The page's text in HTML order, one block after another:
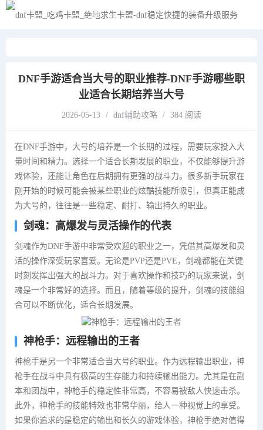
DNF手游适合当大号的职业推荐-DNF手游哪些职
业适合长期培养当大号
2026-05-13 / dnf辅助攻略 / 384 阅读
在DNF手游中，大号的培养是一个长期的过程，需要玩家投入大
量时间和精力。选择一个适合长期发展的职业，不仅能够提升游
戏体验，还能让角色在后期拥有更强的战斗力。很多新手玩家在
刚开始的时候可能会被某些职业的炫酷技能所吸引，但真正能成
为大号的，往往是一些稳定、耐打、输出持久的职业。
剑魂：高爆发与灵活操作的代表
剑魂作为DNF手游中非常受欢迎的职业之一，凭借其高爆发和灵
活的操作深受玩家喜爱。无论是PVP还是PVE，剑魂都能在关键
时刻发挥出强大的战斗力。对于喜欢操作和技巧的玩家来说，剑
魂是一个非常好的选择。而且，随着等级的提升，剑魂的技能组
合可以不断优化，适合长期发展。
神枪手：远程输出的王者
神枪手是另一个非常适合当大号的职业。作为远程输出职业，神
枪手在战斗中具有极高的生存能力和持续输出能力。尤其是在副
本和团战中，神枪手的稳定性非常高，不容易被敌人快速击杀。
此外，神枪手的技能特效也非常华丽，给人一种视觉上的享受。
如果你追求的是稳定的输出和长久的游戏体验，神枪手绝对值得